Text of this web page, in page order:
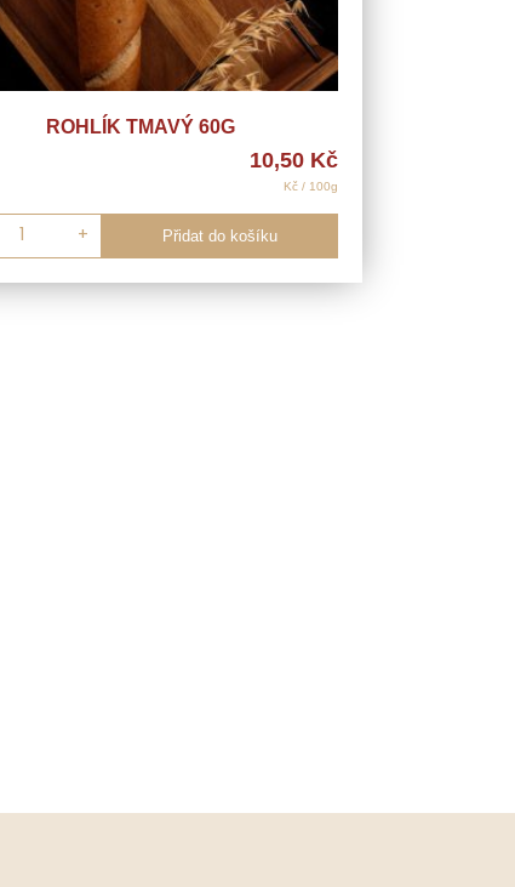
ROHLÍK TMAVÝ 60G
10,50 Kč
Kč / 100g
+ Přidat do košíku